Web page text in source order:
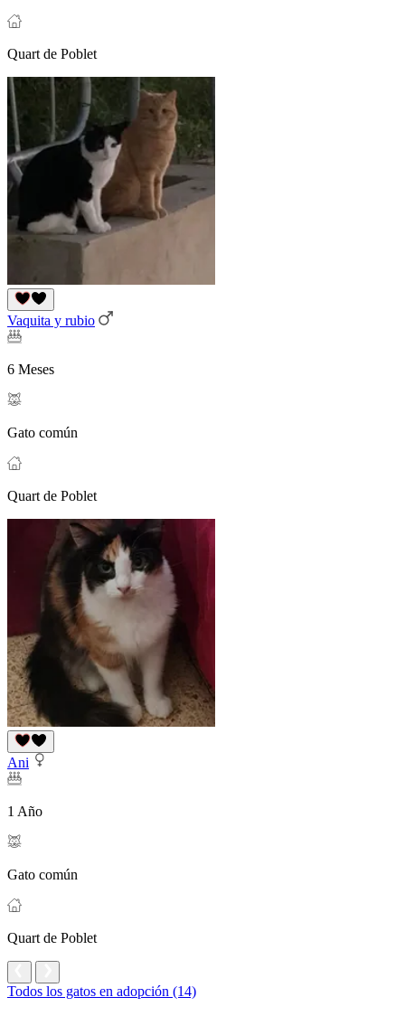
Quart de Poblet
Vaquita y rubio
6 Meses
Gato común
Quart de Poblet
Ani
1 Año
Gato común
Quart de Poblet
Todos los gatos en adopción (14)